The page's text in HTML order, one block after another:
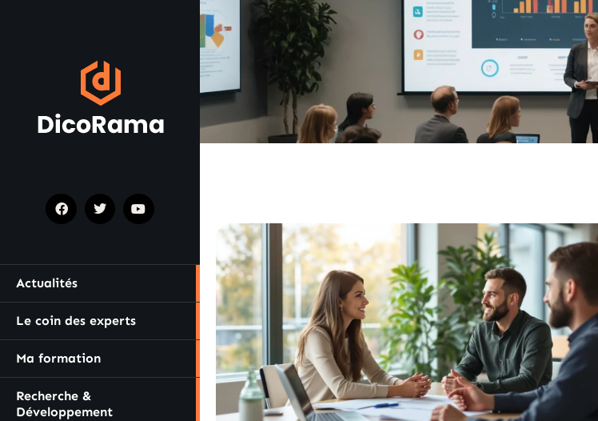
Actualités
Le coin des experts
Ma formation
Recherche &
Développement